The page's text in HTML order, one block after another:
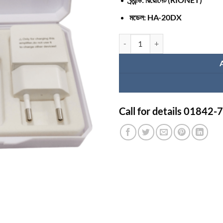
মডেল: HA-20DX
Call for details 01842-